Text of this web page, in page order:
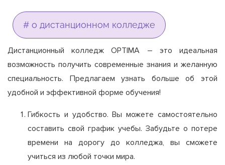
# о дистанционном колледже
Дистанционный колледж OPTIMA – это идеальная
возможность получить современные знания и желанную
специальность. Предлагаем узнать больше об этой
удобной и эффективной форме обучения!
Гибкость и удобство. Вы можете самостоятельно
составить свой график учебы. Забудьте о потере
времени на дорогу до колледжа, вы сможете
учиться из любой точки мира.